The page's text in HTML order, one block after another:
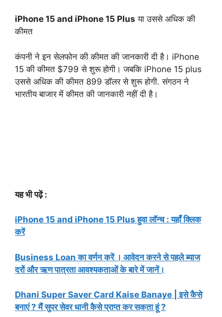
iPhone 15 and iPhone 15 Plus या उससे अधिक की
कीमत
कंपनी ने इन सेलफोन की कीमत की जानकारी दी है। iPhone
15 की कीमत $799 से शुरू होगी। जबकि iPhone 15 plus
उससे अधिक की कीमत 899 डॉलर से शुरू होगी. संगठन ने
भारतीय बाजार में कीमत की जानकारी नहीं दी है।
यह भी पढ़ें :
iPhone 15 and iPhone 15 Plus हुवा लॉन्च : यहाँ क्लिक
करें
Business Loan का वर्णन करें । आवेदन करने से पहले ब्याज
दरों और ऋण पात्रता आवश्यकताओं के बारे में जानें।
Dhani Super Saver Card Kaise Banaye | इसे कैसे
बनाएं ? मैं सुपर सेवर धानी कैसे प्राप्त कर सकता हूं ?